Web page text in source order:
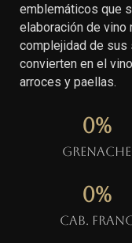
emblemáticos que
elaboración de vino
complejidad de sus
convierten en el
arroces y paellas.
Grenache
0%
Cab.
0%